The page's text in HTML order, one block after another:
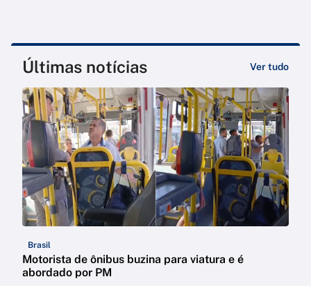
Últimas notícias Ver tudo
Brasil
Motorista de ônibus buzina para viatura e é
abordado por PM